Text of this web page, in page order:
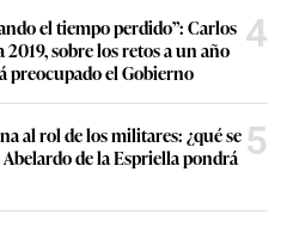
el tiempo perdido”: Carlos
sobre los retos a un año
preocupado el Gobierno
4
al rol de los militares: ¿qué se
de la Espriella pondrá 5